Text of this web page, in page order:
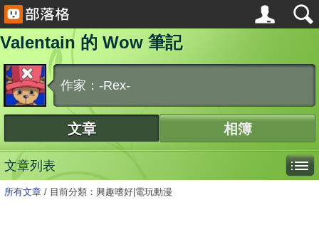
Valentain 的 Wow 筆記
作家：-Rex-
文章 相簿
文章列表
所有文章 / 目前分類：興趣嗜好|電玩動漫